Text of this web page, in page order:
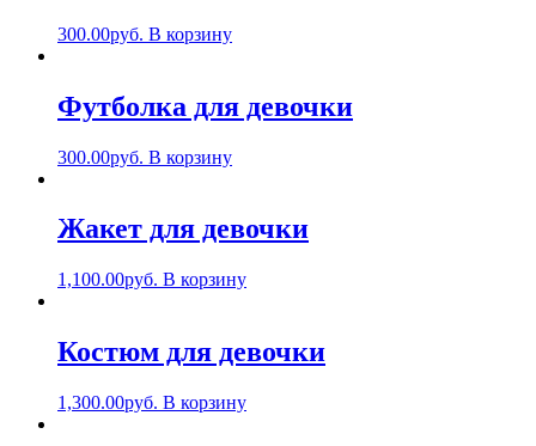
300.00руб. В корзину
Футболка для девочки
300.00руб. В корзину
Жакет для девочки
1,100.00руб. В корзину
Костюм для девочки
1,300.00руб. В корзину